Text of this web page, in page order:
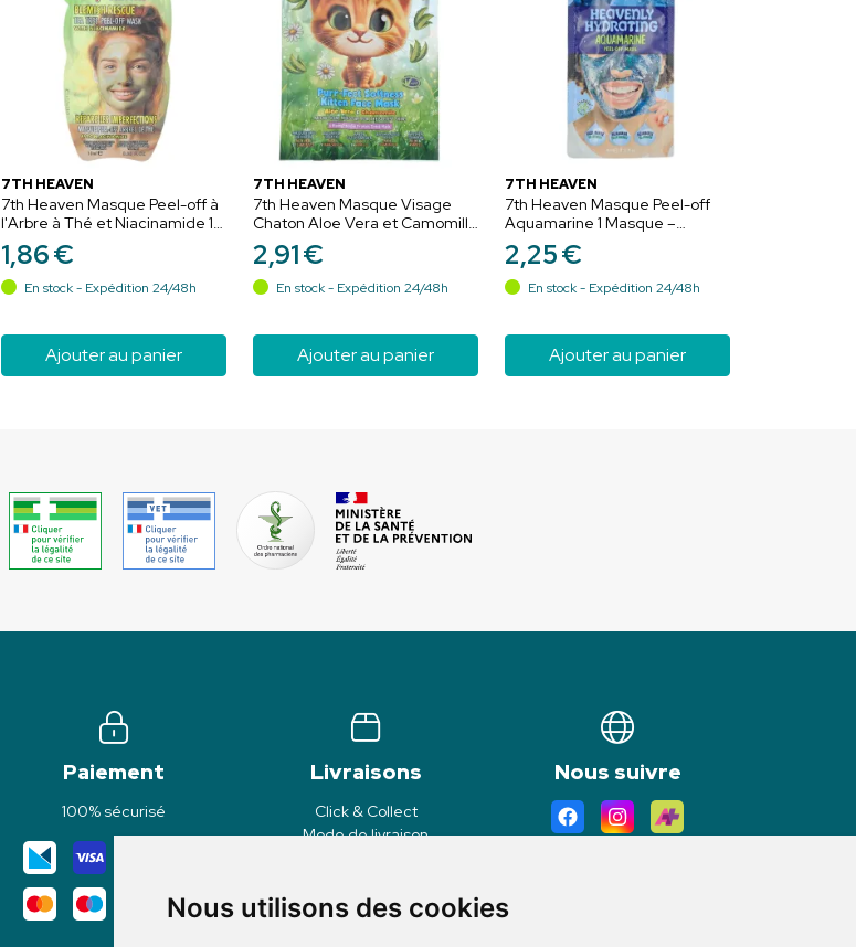
Nous utilisons des cookies
7TH HEAVEN
7th Heaven Masque Peel-off à
l'Arbre à Thé et Niacinamide 1
Masque – Anti-imperfections
et régulateur de sébum
1,86€
En stock - Expédition 24/48h
Ajouter au panier
7TH HEAVEN
7th Heaven Masque Visage
Chaton Aloe Vera et Camomille
1 Masque – Apaise et adoucit la
peau
2,91€
En stock - Expédition 24/48h
Ajouter au panier
7TH HEAVEN
7th Heaven Masque Peel-off
Aquamarine 1 Masque –
Hydrate et apaise la peau
fatiguée
2,25€
En stock - Expédition 24/48h
Ajouter au panier
Paiement
100% sécurisé
Livraisons
Click & Collect
Mode de livraison
Nous suivre